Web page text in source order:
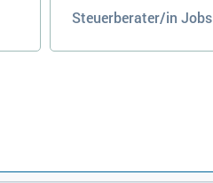
Steuerberater/in Jobs